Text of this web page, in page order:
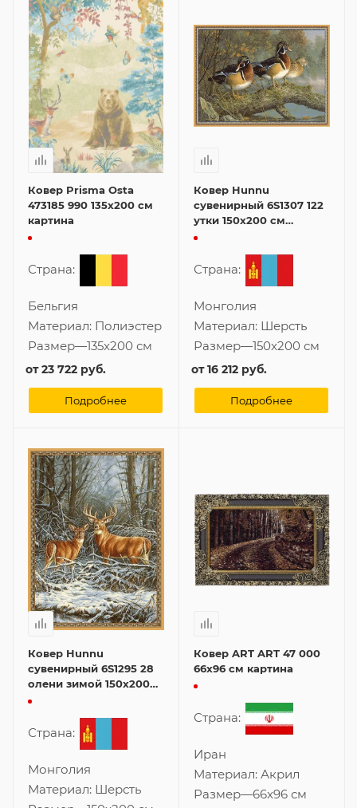
Ковер Prisma Osta
473185 990 135x200 см
картина
Страна:
Бельгия
Материал: Полиэстер
Размер—135x200 см
от23 722 руб.
Подробнее
Ковер Hunnu
сувенирный 6S1307 122
утки 150x200 см
картина
Страна:
Монголия
Материал: Шерсть
Размер—150x200 см
от16 212 руб.
Подробнее
Ковер Hunnu
сувенирный 6S1295 28
олени зимой 150x200
см картина
Страна:
Монголия
Материал: Шерсть
Ковер ART ART 47 000
66x96 см картина
Страна:
Иран
Материал: Акрил
Размер—66x96 см